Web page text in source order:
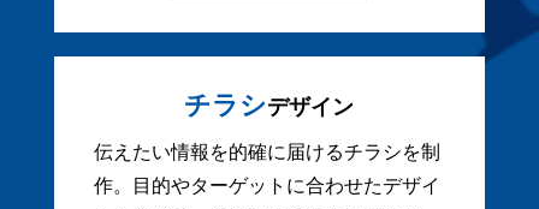
チラシデザイン
伝えたい情報を的確に届けるチラシを制
作。目的やターゲットに合わせたデザイ